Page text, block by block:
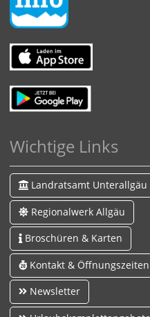
Wichtige Links
Landratsamt Unterallgäu
Regionalwerk Allgäu
Broschüren & Karten
Kontakt & Öffnungszeiten
Newsletter